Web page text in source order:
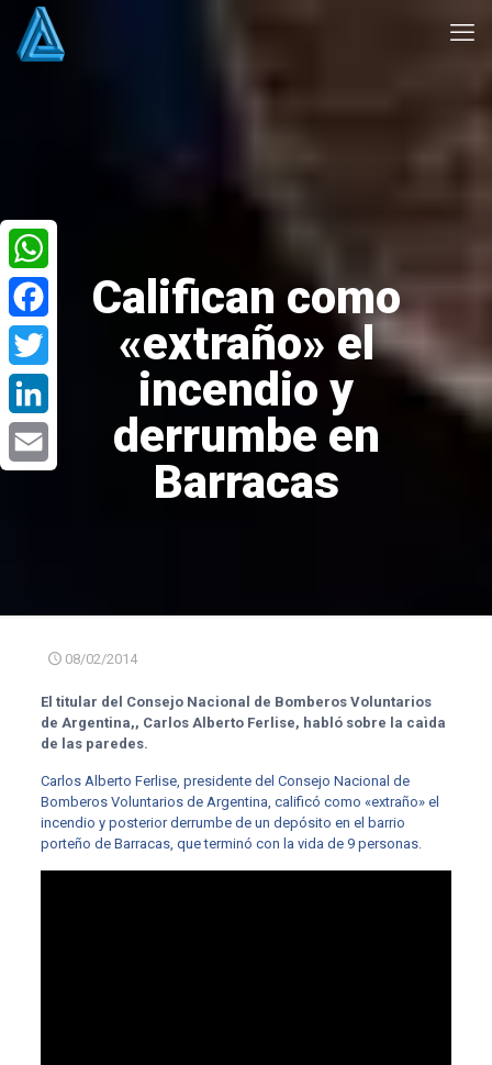
Califican como
«extraño» el
incendio y
derrumbe en
Barracas
08/02/2014
El titular del Consejo Nacional de Bomberos Voluntarios
de Argentina,, Carlos Alberto Ferlise, habló sobre la caìda
de las paredes.
Carlos Alberto Ferlise, presidente del Consejo Nacional de
Bomberos Voluntarios de Argentina, calificó como «extraño» el
incendio y posterior derrumbe de un depósito en el barrio
porteño de Barracas, que terminó con la vida de 9 personas.
WhatsApp
Facebook
Twitter
LinkedIn